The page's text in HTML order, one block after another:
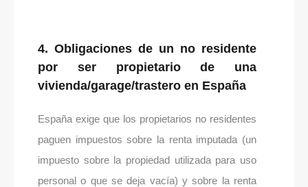
4. Obligaciones de un no residente
por ser propietario de una
vivienda/garage/trastero en España
España exige que los propietarios no residentes
paguen impuestos sobre la renta imputada (un
impuesto sobre la propiedad utilizada para uso
personal o que se deja vacía) y sobre la renta